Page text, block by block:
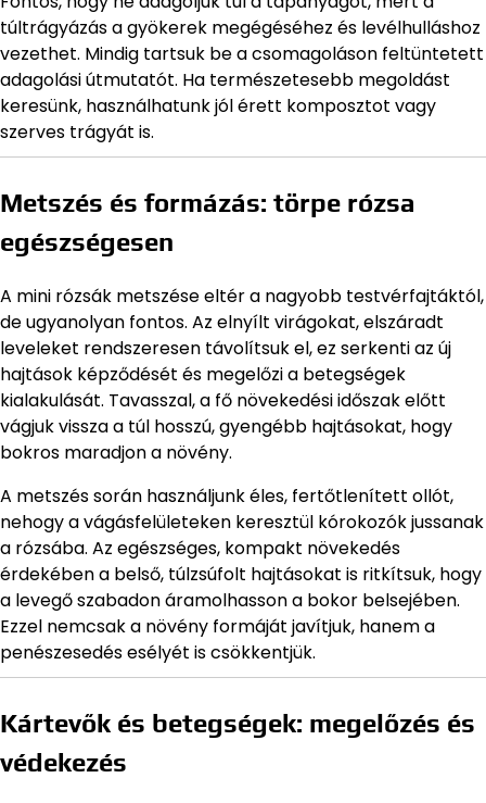
túltrágyázás a gyökerek megégéséhez és levélhulláshoz
vezethet. Mindig tartsuk be a csomagoláson feltüntetett
adagolási útmutatót. Ha természetesebb megoldást
keresünk, használhatunk jól érett komposztot vagy
szerves trágyát is.
Metszés és formázás: törpe rózsa
egészségesen
A mini rózsák metszése eltér a nagyobb testvérfajtáktól,
de ugyanolyan fontos. Az elnyílt virágokat, elszáradt
leveleket rendszeresen távolítsuk el, ez serkenti az új
hajtások képződését és megelőzi a betegségek
kialakulását. Tavasszal, a fő növekedési időszak előtt
vágjuk vissza a túl hosszú, gyengébb hajtásokat, hogy
bokros maradjon a növény.
A metszés során használjunk éles, fertőtlenített ollót,
nehogy a vágásfelületeken keresztül kórokozók jussanak
a rózsába. Az egészséges, kompakt növekedés
érdekében a belső, túlzsúfolt hajtásokat is ritkítsuk, hogy
a levegő szabadon áramolhasson a bokor belsejében.
Ezzel nemcsak a növény formáját javítjuk, hanem a
penészesedés esélyét is csökkentjük.
Kártevők és betegségek: megelőzés és
védekezés